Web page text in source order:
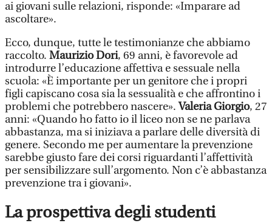
ai giovani sulle relazioni, risponde: «Imparare ad
ascoltare».
Ecco, dunque, tutte le testimonianze che abbiamo
raccolto. Maurizio Dori, 69 anni, è favorevole ad
introdurre l’educazione affettiva e sessuale nella
scuola: «È importante per un genitore che i propri
figli capiscano cosa sia la sessualità e che affrontino i
problemi che potrebbero nascere».Valeria Giorgio, 27
anni: «Quando ho fatto io il liceo non se ne parlava
abbastanza, ma si iniziava a parlare delle diversità di
genere. Secondo me per aumentare la prevenzione
sarebbe giusto fare dei corsi riguardanti l’affettività
per sensibilizzare sull’argomento. Non c’è abbastanza
prevenzione tra i giovani».
La prospettiva degli studenti